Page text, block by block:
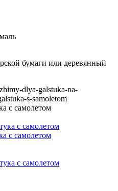
dlya-galstuka-na-
s-samoletom
с самолетом
с самолетом